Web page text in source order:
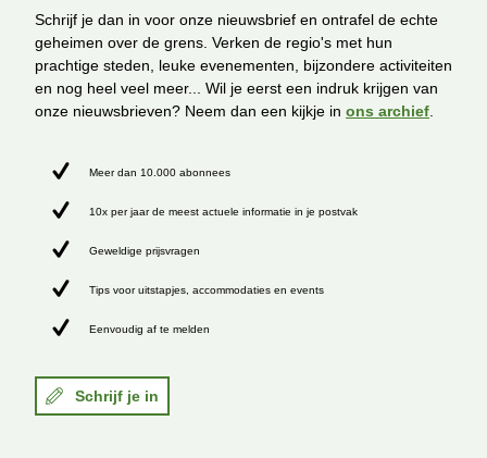
Schrijf je dan in voor onze nieuwsbrief en ontrafel de echte
geheimen over de grens. Verken de regio's met hun
prachtige steden, leuke evenementen, bijzondere activiteiten
en nog heel veel meer... Wil je eerst een indruk krijgen van
onze nieuwsbrieven? Neem dan een kijkje in ons archief
Meer dan 10.000 abonnees
10x per jaar de meest actuele informatie in je postvak
Geweldige prijsvragen
Tips voor uitstapjes, accommodaties en events
Eenvoudig af te melden
Schrijf je in